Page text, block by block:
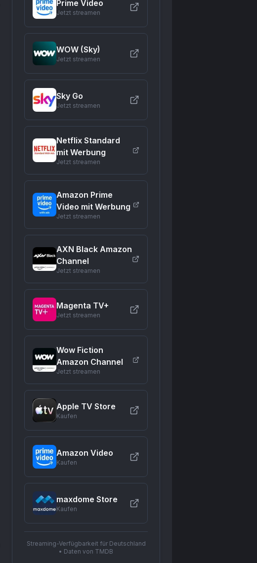
Prime Video
Jetzt streamen
WOW (Sky)
Jetzt streamen
Sky Go
Jetzt streamen
Netflix Standard
mit Werbung
Jetzt streamen
Amazon Prime
Video mit Werbung
Jetzt streamen
AXN Black Amazon
Channel
Jetzt streamen
Magenta TV+
Jetzt streamen
Wow Fiction
Amazon Channel
Jetzt streamen
Apple TV Store
Kaufen
Amazon Video
Kaufen
maxdome Store
Kaufen
Streaming-Verfügbarkeit für Deutschland
• Daten von TMDB